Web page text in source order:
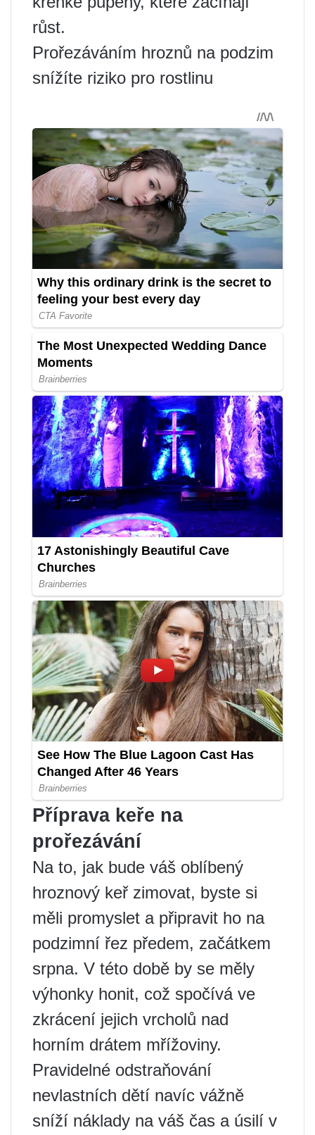
růst.
Prořezáváním hroznů na podzim
snížíte riziko pro rostlinu
Příprava keře na
prořezávání
Na to, jak bude váš oblíbený
hroznový keř zimovat, byste si
měli promyslet a připravit ho na
podzimní řez předem, začátkem
srpna. V této době by se měly
výhonky honit, což spočívá ve
zkrácení jejich vrcholů nad
horním drátem mřížoviny.
Pravidelné odstraňování
nevlastních dětí navíc vážně
sníží náklady na váš čas a úsilí v